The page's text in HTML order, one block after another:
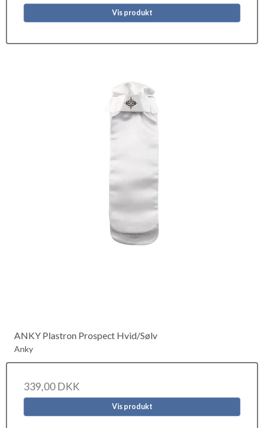
Vis produkt
ANKY Plastron Prospect Hvid/Sølv
Anky
339,00 DKK
Vis produkt